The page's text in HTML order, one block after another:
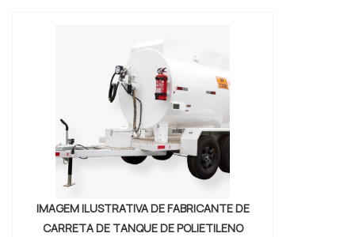
o interesse é por carretinha reboque diesel
comprar, com a Nami Solucoes encontrará
excelente custo-benefício com
pagamento acessível.OUTRAS
INFORMAÇÕES SOBRE CARRETINHA...
IMAGEM ILUSTRATIVA DE FABRICANTE DE
CARRETA DE TANQUE DE POLIETILENO